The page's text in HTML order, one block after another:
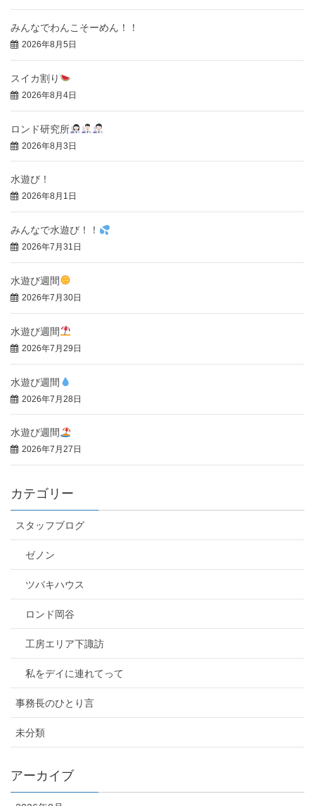
みんなでわんこそーめん！！
2026年8月5日
スイカ割り
2026年8月4日
ロンド研究所
2026年8月3日
水遊び！
2026年8月1日
みんなで水遊び！！
2026年7月31日
水遊び週間
2026年7月30日
水遊び週間
2026年7月29日
水遊び週間
2026年7月28日
水遊び週間
2026年7月27日
カテゴリー
スタッフブログ
ゼノン
ツバキハウス
ロンド岡谷
工房エリア下諏訪
私をデイに連れてって
事務長のひとり言
未分類
アーカイブ